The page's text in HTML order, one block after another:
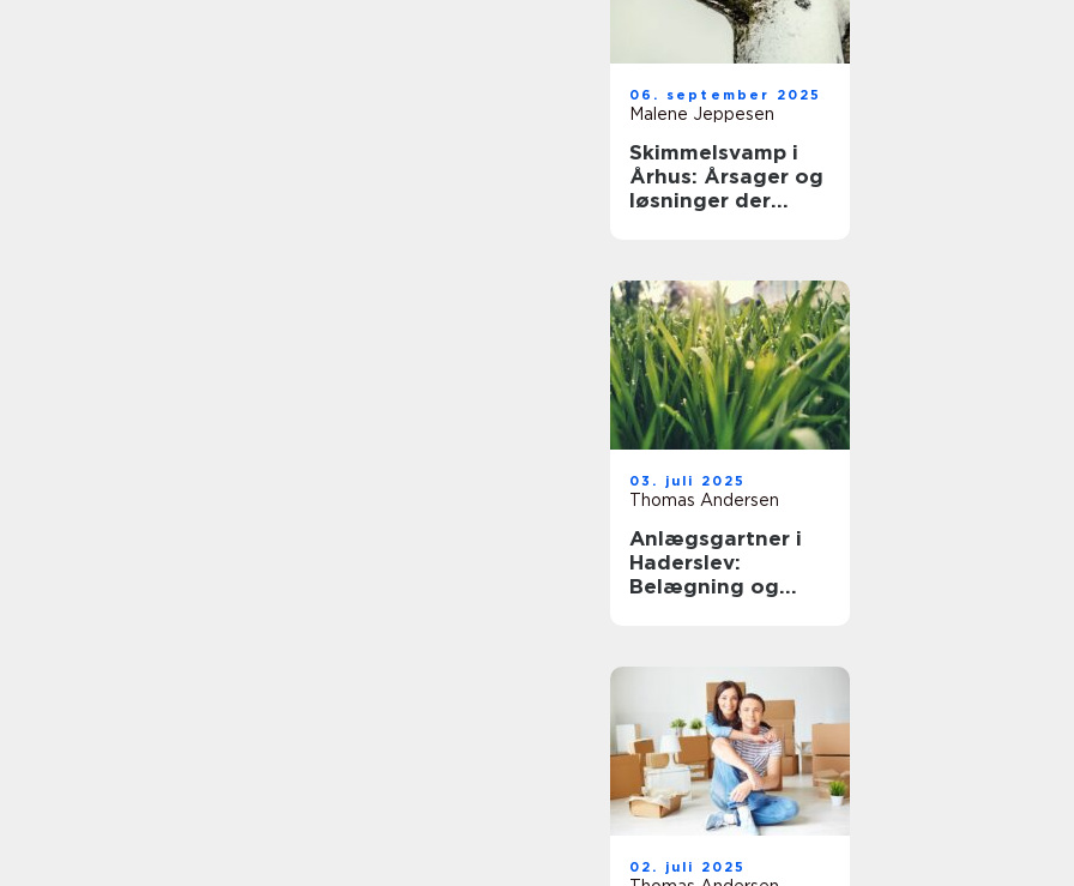
06. september 2025
Malene Jeppesen
Skimmelsvamp i
Århus: Årsager og
løsninger der
03. juli 2025
Thomas Andersen
Anlægsgartner i
Haderslev:
Belægning og
02. juli 2025